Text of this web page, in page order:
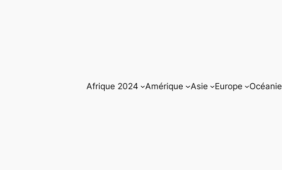
Afrique 2024 Amérique Asie Europe Océanie